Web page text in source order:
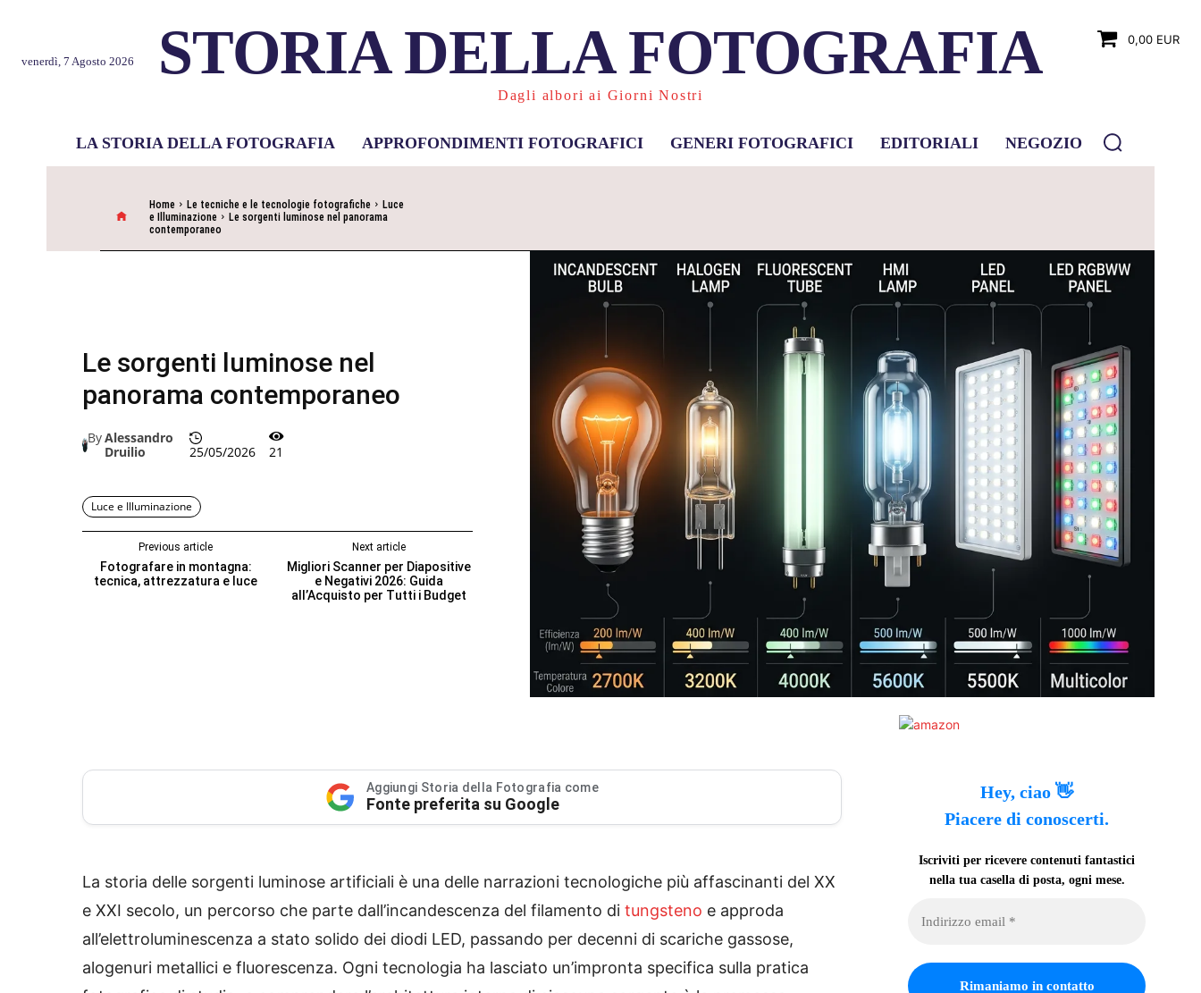
venerdì, 7 Agosto 2026 STORIA DELLA FOTOGRAFIA
Dagli albori ai Giorni Nostri
0,00 EUR
LA STORIA DELLA FOTOGRAFIA APPROFONDIMENTI FOTOGRAFICI GENERI FOTOGRAFICI EDITORIALI NEGOZIO
Home Le tecniche e le tecnologie fotografiche
Luce
e Illuminazione
Le sorgenti luminose nel panorama
contemporaneo
Le sorgenti luminose nel
panorama contemporaneo
ByAlessandro
Druilio
25/05/2026 21
Luce e Illuminazione
Previous article
Fotografare in montagna:
tecnica, attrezzatura e luce
Next article
Migliori Scanner per Diapositive
e Negativi 2026: Guida
all’Acquisto per Tutti i Budget
Aggiungi Storia della Fotografia come
Fonte preferita su Google
La storia delle sorgenti luminose artificiali è una delle narrazioni tecnologiche più affascinanti del XX
e XXI secolo, un percorso che parte dall’incandescenza del filamento di tungsteno e approda
all’elettroluminescenza a stato solido dei diodi LED, passando per decenni di scariche gassose,
alogenuri metallici e fluorescenza. Ogni tecnologia ha lasciato un’impronta specifica sulla pratica
Hey, ciao 👋
Piacere di conoscerti.
Iscriviti per ricevere contenuti fantastici
nella tua casella di posta, ogni mese.